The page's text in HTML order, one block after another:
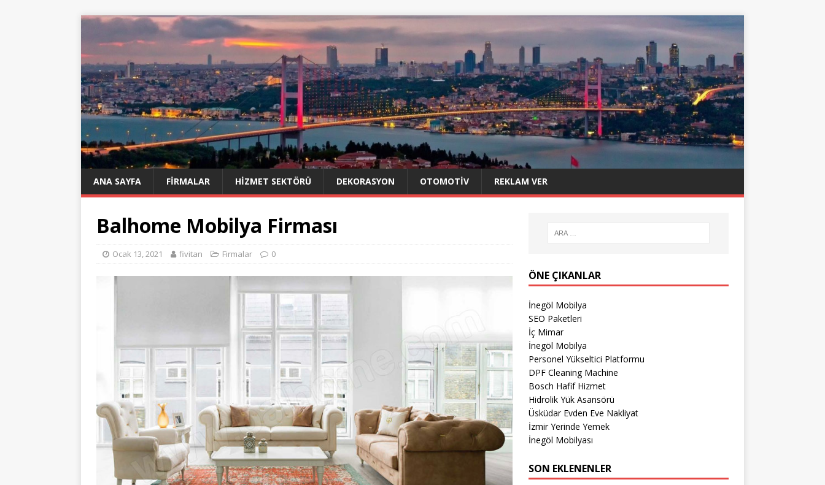
ANA SAYFA FIRMALAR HIZMET SEKTÖRÜ DEKORASYON OTOMOTIV REKLAM VER
Balhome Mobilya Firması
Ocak 13, 2021 fivitan Firmalar 0
ÖNE ÇIKANLAR
İnegöl Mobilya
SEO Paketleri
İç Mimar
İnegöl Mobilya
Personel Yükseltici Platformu
DPF Cleaning Machine
Bosch Hafif Hizmet
Hidrolik Yük Asansörü
Üsküdar Evden Eve Nakliyat
İzmir Yerinde Yemek
İnegöl Mobilyası
SON EKLENENLER